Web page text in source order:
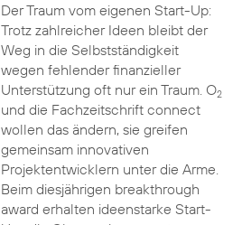
Der Traum vom eigenen Start-Up:
Trotz zahlreicher Ideen bleibt der
Weg in die Selbstständigkeit
wegen fehlender finanzieller
Unterstützung oft nur ein Traum. O2
und die Fachzeitschrift connect
wollen das ändern, sie greifen
gemeinsam innovativen
Projektentwicklern unter die Arme.
Beim diesjährigen breakthrough
award erhalten ideenstarke Start-